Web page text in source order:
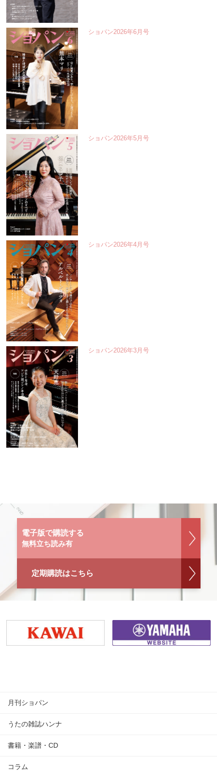
ショパン2026年6月号
ショパン2026年5月号
ショパン2026年4月号
ショパン2026年3月号
電子版で購読する
無料立ち読み有
定期購読はこちら
月刊ショパン
うたの雑誌ハンナ
書籍・楽譜・CD
コラム